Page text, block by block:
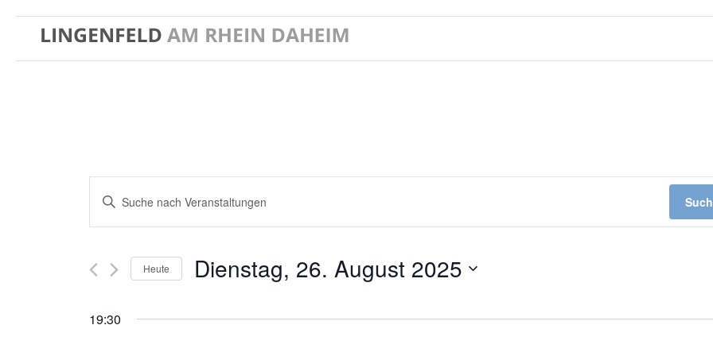
Veranstaltungen
Suche
und
Ansichten,
Bitte
nach
Heute Dienstag, 26. August 2025
19:30